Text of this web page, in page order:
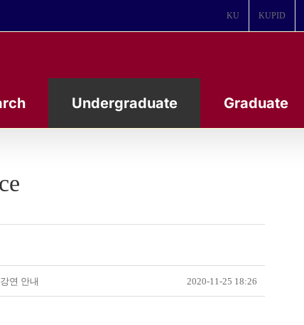
KU KUPID
Undergraduate Graduate
연 안내 2020-11-25 18:26